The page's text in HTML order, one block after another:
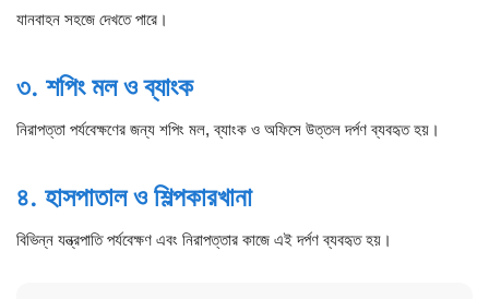
যানবাহন সহজে দেখতে পারে।
৩. শপিং মল ও ব্যাংক
নিরাপত্তা পর্যবেক্ষণের জন্য শপিং মল, ব্যাংক ও অফিসে উত্তল দর্পণ ব্যবহৃত হয়।
৪. হাসপাতাল ও শিল্পকারখানা
বিভিন্ন যন্ত্রপাতি পর্যবেক্ষণ এবং নিরাপত্তার কাজে এই দর্পণ ব্যবহৃত হয়।